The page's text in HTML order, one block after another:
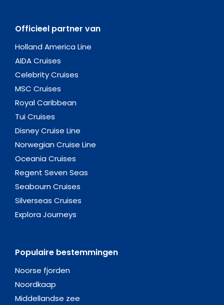
Officieel partner van
Holland America Line
AIDA Cruises
Celebrity Cruises
MSC Cruises
Royal Caribbean
Tui Cruises
Disney Cruise Line
Norwegian Cruise Line
Oceania Cruises
Regent Seven Seas
Seabourn Cruises
Silverseas Cruises
Explora Journeys
Populaire bestemmingen
Noorse fjorden
Noordkaap
Middellandse zee